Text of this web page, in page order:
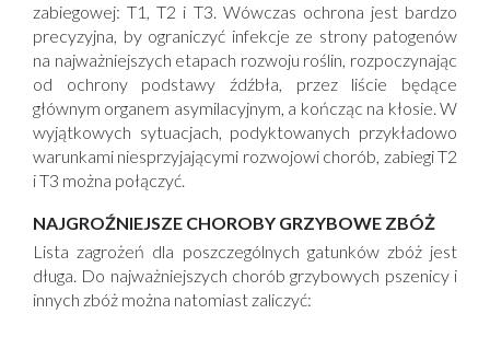
zabiegowej: T1, T2 i T3. Wówczas ochrona jest bardzo
precyzyjna, by ograniczyć infekcje ze strony patogenów
na najważniejszych etapach rozwoju roślin, rozpoczynając
od ochrony podstawy źdźbła, przez liście będące
głównym organem asymilacyjnym, a kończąc na kłosie. W
wyjątkowych sytuacjach, podyktowanych przykładowo
warunkami niesprzyjającymi rozwojowi chorób, zabiegi T2
i T3 można połączyć.
NAJGROŹNIEJSZE CHOROBY GRZYBOWE ZBÓŻ
Lista zagrożeń dla poszczególnych gatunków zbóż jest
długa. Do najważniejszych chorób grzybowych pszenicy i
innych zbóż można natomiast zaliczyć: